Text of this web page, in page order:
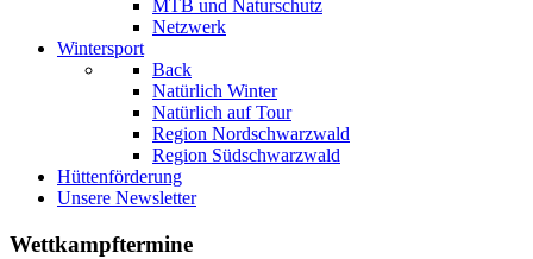
MTB und Naturschutz
Netzwerk
Wintersport
Back
Natürlich Winter
Natürlich auf Tour
Region Nordschwarzwald
Region Südschwarzwald
Hüttenförderung
Unsere Newsletter
Wettkampftermine